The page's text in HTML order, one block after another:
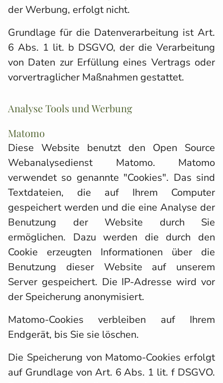
der Werbung, erfolgt nicht.
Grundlage für die Datenverarbeitung ist Art.
6 Abs. 1 lit. b DSGVO, der die Verarbeitung
von Daten zur Erfüllung eines Vertrags oder
vorvertraglicher Maßnahmen gestattet.
Analyse Tools und Werbung
Matomo
Diese Website benutzt den Open Source
Webanalysedienst Matomo. Matomo
verwendet so genannte "Cookies". Das sind
Textdateien, die auf Ihrem Computer
gespeichert werden und die eine Analyse der
Benutzung der Website durch Sie
ermöglichen. Dazu werden die durch den
Cookie erzeugten Informationen über die
Benutzung dieser Website auf unserem
Server gespeichert. Die IP-Adresse wird vor
der Speicherung anonymisiert.
Matomo-Cookies verbleiben auf Ihrem
Endgerät, bis Sie sie löschen.
Die Speicherung von Matomo-Cookies erfolgt
auf Grundlage von Art. 6 Abs. 1 lit. f DSGVO.